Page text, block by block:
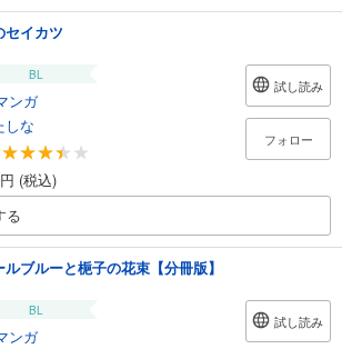
セイカツ
BL
ンガ
しな
(税込)
試し読み
フォロー
る
ルブルーと梔子の花束【分冊版】
BL
ンガ
試し読み